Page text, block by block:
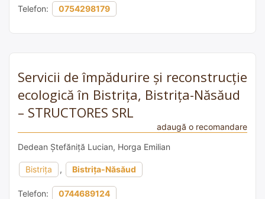
Telefon: 0754298179
Servicii de împădurire și reconstrucție
ecologică în Bistrița, Bistrița-Năsăud
– STRUCTORES SRL
adaugă o recomandare
Dedean Ștefăniță Lucian, Horga Emilian
Bistrița , Bistrița-Năsăud
Telefon: 0744689124